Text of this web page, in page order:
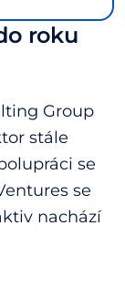
roku
Group
stále
se
se
nachází